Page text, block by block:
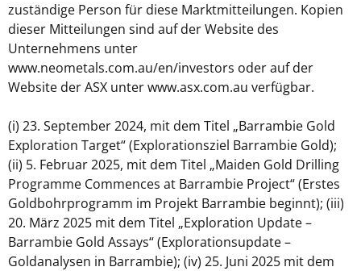
zuständige Person für diese Marktmitteilungen. Kopien
dieser Mitteilungen sind auf der Website des
Unternehmens unter
www.neometals.com.au/en/investors oder auf der
Website der ASX unter www.asx.com.au verfügbar.
(i) 23. September 2024, mit dem Titel „Barrambie Gold
Exploration Target“ (Explorationsziel Barrambie Gold);
(ii) 5. Februar 2025, mit dem Titel „Maiden Gold Drilling
Programme Commences at Barrambie Project“ (Erstes
Goldbohrprogramm im Projekt Barrambie beginnt); (iii)
20. März 2025 mit dem Titel „Exploration Update –
Barrambie Gold Assays“ (Explorationsupdate –
Goldanalysen in Barrambie); (iv) 25. Juni 2025 mit dem